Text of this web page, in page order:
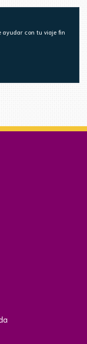
ayudar con tu viaje fin